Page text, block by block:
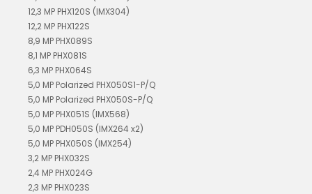
12,3 MP PHX120S (IMX304)
12,2 MP PHX122S
8,9 MP PHX089S
8,1 MP PHX081S
6,3 MP PHX064S
5,0 MP Polarized PHX050S1-P/Q
5,0 MP Polarized PHX050S-P/Q
5,0 MP PHX051S (IMX568)
5,0 MP PDH050S (IMX264 x2)
5,0 MP PHX050S (IMX254)
3,2 MP PHX032S
2,4 MP PHX024G
2,3 MP PHX023S